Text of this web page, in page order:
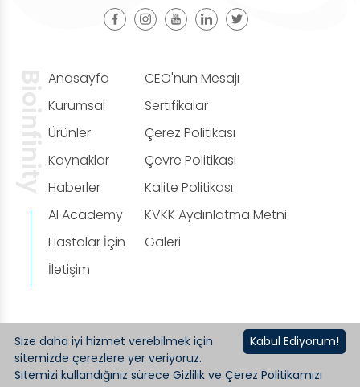
Anasayfa
Kurumsal
Ürünler
Kaynaklar
Haberler
AI Academy
Hastalar İçin
İletişim
CEO'nun Mesajı
Sertifikalar
Çerez Politikası
Çevre Politikası
Kalite Politikası
KVKK Aydınlatma Metni
Galeri
Copyright © 2020 BioInfinity İmplants All rights reserved.
Çerez Politikası
Çevre Politikası
Ceviz Bilişim
Web
Kabul Ediyorum!
Size daha iyi hizmet verebilmek için
sitemizde çerezlere yer veriyoruz.
Sitemizi kullandığınız sürece Gizlilik ve Çerez Politikamızı